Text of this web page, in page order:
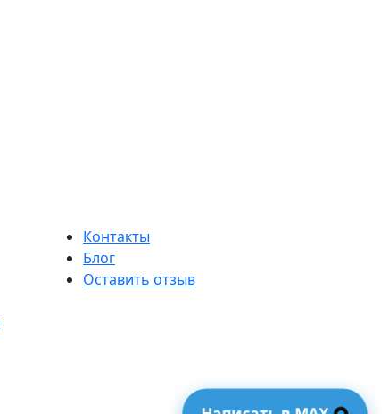
Контакты
Блог
Оставить отзыв